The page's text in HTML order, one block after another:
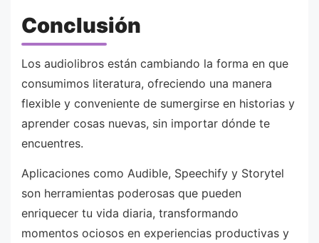
Conclusión
Los audiolibros están cambiando la forma en que
consumimos literatura, ofreciendo una manera
flexible y conveniente de sumergirse en historias y
aprender cosas nuevas, sin importar dónde te
encuentres.
Aplicaciones como Audible, Speechify y Storytel
son herramientas poderosas que pueden
enriquecer tu vida diaria, transformando
momentos ociosos en experiencias productivas y